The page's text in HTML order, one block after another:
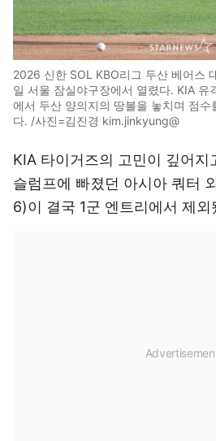
2026 신한 SOL KBO리그 두산 베어스
일 서울 잠실야구장에서 열렸다. KIA 유
에서 두산 양의지의 땅볼을 놓치며 점수
다. /사진=김진경 kim.jinkyung@
KIA 타이거즈의 고민이 깊어지
슬럼프에 빠졌던 아시아 쿼터
6)이 결국 1군 엔트리에서 제외